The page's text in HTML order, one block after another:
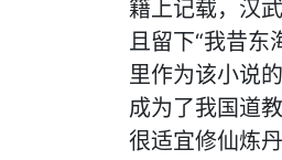
籍上记载，汉
且留下“我昔东
里作为该小说
成为了我国道
很适宜修仙炼